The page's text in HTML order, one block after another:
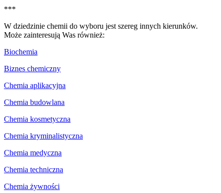
***
W dziedzinie chemii do wyboru jest szereg innych kierunków.
Może zainteresują Was również:
Biochemia
Biznes chemiczny
Chemia aplikacyjna
Chemia budowlana
Chemia kosmetyczna
Chemia kryminalistyczna
Chemia medyczna
Chemia techniczna
Chemia żywności